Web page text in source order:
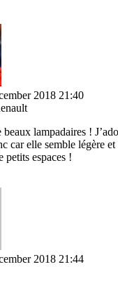
2018 21:40
lampadaires !
car elle semble légère et
petits espaces !
2018 21:44